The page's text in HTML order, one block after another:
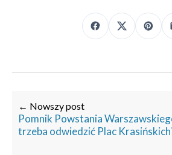
← Nowszy post
Pomnik Powstania
trzeba odwiedzić Plac